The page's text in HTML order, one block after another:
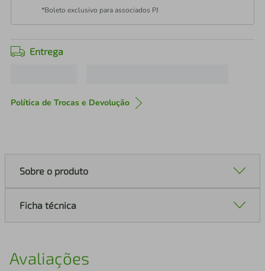
*Boleto exclusivo para associados PJ
Entrega
Política de Trocas e Devolução
Sobre o produto
Ficha técnica
Avaliações